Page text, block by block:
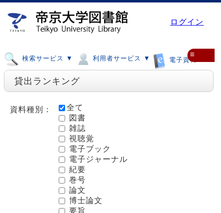
ログイン
検索サービス ▼ 利用者サービス ▼ 電子資料 ▼
≡
貸出ランキング
資料種別：
全て
図書
雑誌
視聴覚
電子ブック
電子ジャーナル
紀要
巻号
論文
博士論文
要旨